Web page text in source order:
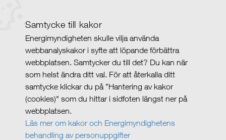
Samtycke till kakor
Energimyndigheten skulle vilja använda
webbanalyskakor i syfte att löpande förbättra
webbplatsen. Samtycker du till det? Du kan när
som helst ändra ditt val. För att återkalla ditt
samtycke klickar du på ”Hantering av kakor
(cookies)" som du hittar i sidfoten längst ner på
webbplatsen.
Läs mer om kakor och Energimyndighetens
behandling av personuppgifter